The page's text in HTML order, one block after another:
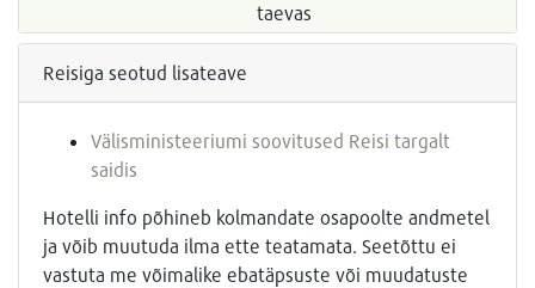
taevas
Reisiga seotud lisateave
Välisministeeriumi soovitused Reisi targalt
saidis
Hotelli info põhineb kolmandate osapoolte andmetel
ja võib muutuda ilma ette teatamata. Seetõttu ei
vastuta me võimalike ebatäpsuste või muudatuste